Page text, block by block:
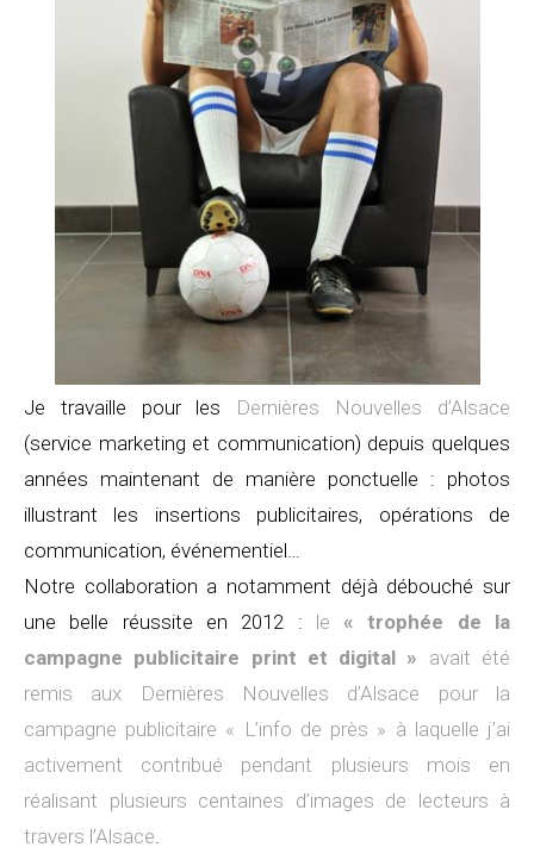
Je travaille pour les Dernières Nouvelles d’Alsace
(service marketing et communication) depuis quelques
années maintenant de manière ponctuelle : photos
illustrant les insertions publicitaires, opérations de
communication, événementiel…
Notre collaboration a notamment déjà débouché sur
une belle réussite en 2012 : le« trophée de la
campagne publicitaire print et digital » avait été
remis aux Dernières Nouvelles d’Alsace pour la
campagne publicitaire « L’info de près » à laquelle j’ai
activement contribué pendant plusieurs mois en
réalisant plusieurs centaines d’images de lecteurs à
travers l’Alsace